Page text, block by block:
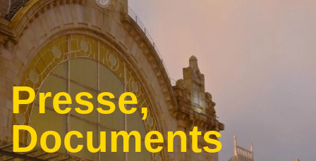
Presse,
Documents